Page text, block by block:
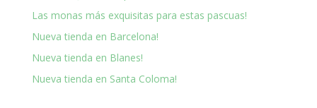
Las monas más exquisitas para estas pascuas!
Nueva tienda en Barcelona!
Nueva tienda en Blanes!
Nueva tienda en Santa Coloma!